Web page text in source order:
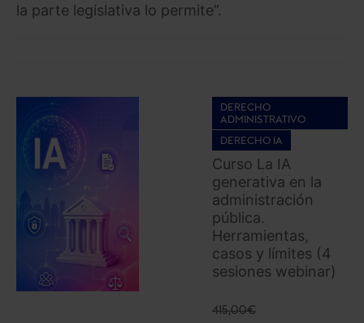
la parte legislativa lo permite”.
DERECHO
ADMINISTRATIVO
DERECHO IA
Curso La IA
generativa en la
administración
pública.
Herramientas,
casos y límites (4
sesiones webinar)
415,00€